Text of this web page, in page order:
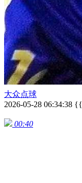
大众点球
2026-05-28 06:34:38
00:40